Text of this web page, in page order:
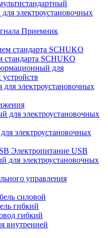
электроустановочных
Приемник
стандарта SCHUKO
для
для электроустановочных
электроустановочных
Электропитание USB
для электроустановочных
управления
силовой
гибкий
гибкий